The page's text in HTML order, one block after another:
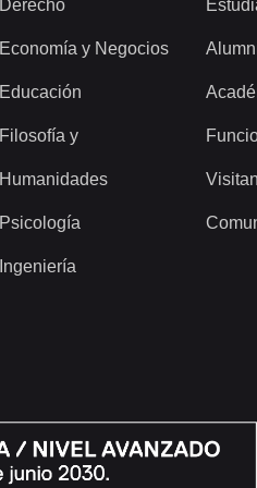
Derecho
Economía y Negocios
Educación
Filosofía y
Humanidades
Psicología
Ingeniería